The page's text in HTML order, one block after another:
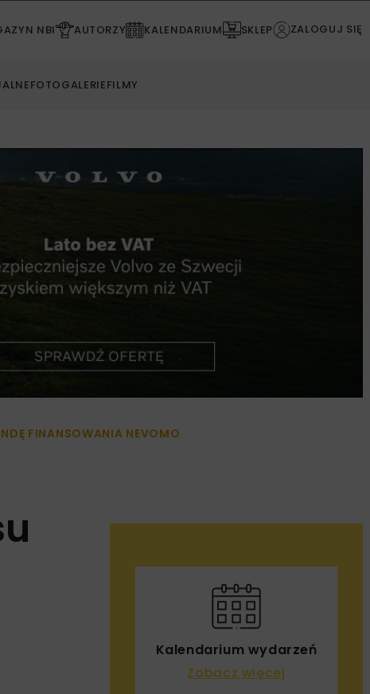
NBI AUTORZY KALENDARIUM SKLEP ZALOGUJ SIĘ
FOTOGALERIEFILMY
FINANSOWANIA NEVOMO
Kalendarium wydarzeń
Zobacz więcej